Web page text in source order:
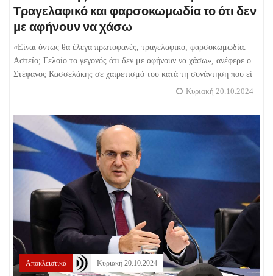
Τραγελαφικό και φαρσοκωμωδία το ότι δεν
με αφήνουν να χάσω
«Είναι όντως θα έλεγα πρωτοφανές, τραγελαφικό, φαρσοκωμωδία.
Αστείο; Γελοίο το γεγονός ότι δεν με αφήνουν να χάσω», ανέφερε ο
Στέφανος Κασσελάκης σε χαιρετισμό του κατά τη συνάντηση που εί
Κυριακή 20.10.2024
Αποκλειστικά Κυριακή 20.10.2024